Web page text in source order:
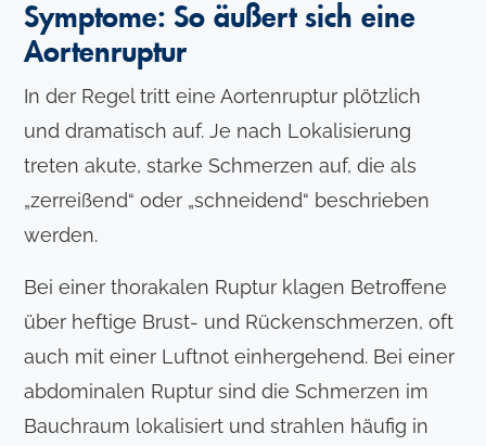
Symptome: So äußert sich eine
Aortenruptur
In der Regel tritt eine Aortenruptur plötzlich
und dramatisch auf. Je nach Lokalisierung
treten akute, starke Schmerzen auf, die als
„zerreißend“ oder „schneidend“ beschrieben
werden.
Bei einer thorakalen Ruptur klagen Betroffene
über heftige Brust- und Rückenschmerzen, oft
auch mit einer Luftnot einhergehend. Bei einer
abdominalen Ruptur sind die Schmerzen im
Bauchraum lokalisiert und strahlen häufig in